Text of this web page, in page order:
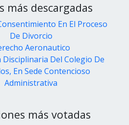
más descargadas
En El Proceso
De Divorcio
Aeronautico
Del Colegio De
En Sede Contencioso
Administrativa
más votadas